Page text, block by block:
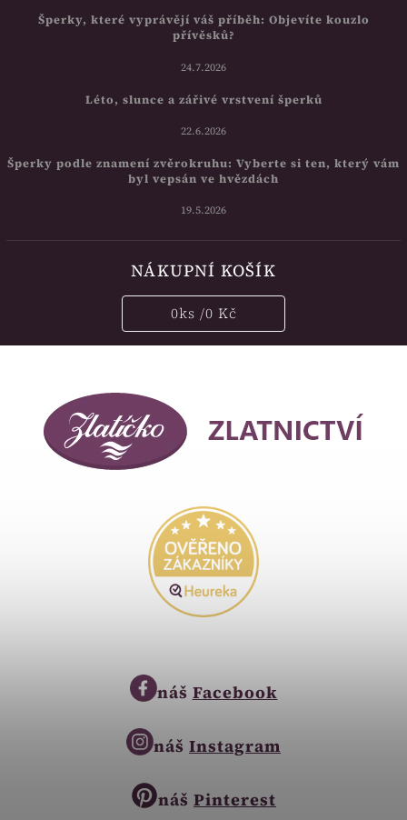
Šperky, které vyprávějí váš příběh: Objevíte kouzlo
přívěsků?
24.7.2026
Léto, slunce a zářivé vrstvení šperků
22.6.2026
Šperky podle znamení zvěrokruhu: Vyberte si ten, který vám
byl vepsán ve hvězdách
19.5.2026
NÁKUPNÍ KOŠÍK
0ks /0 Kč
náš Facebook
náš Instagram
náš Pinterest